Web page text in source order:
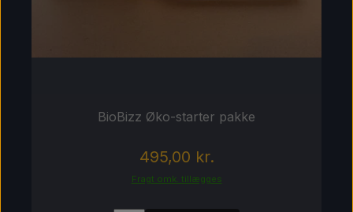
BioBizz Øko-starter pakke
495,00 kr.
Fragt omk. tillægges